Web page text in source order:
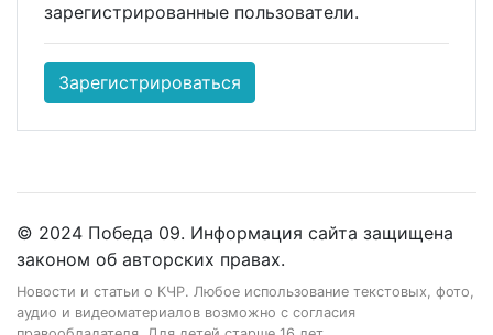
зарегистрированные пользователи.
Зарегистрироваться
© 2024 Победа 09. Информация сайта защищена
законом об авторских правах.
Новости и статьи о КЧР. Любое использование текстовых, фото,
аудио и видеоматериалов возможно с согласия